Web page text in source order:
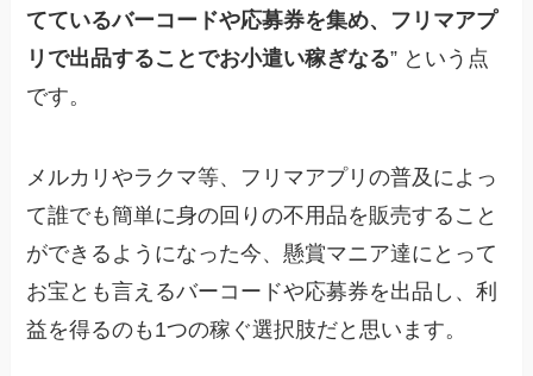
てているバーコードや応募券を集め、フリマアプ
リで出品することでお小遣い稼ぎなる” という点
です。
メルカリやラクマ等、フリマアプリの普及によっ
て誰でも簡単に身の回りの不用品を販売すること
ができるようになった今、懸賞マニア達にとって
お宝とも言えるバーコードや応募券を出品し、利
益を得るのも1つの稼ぐ選択肢だと思います。